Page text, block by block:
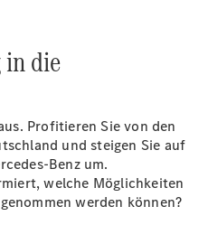
die
Profitieren Sie von den
und steigen Sie auf
Benz um.
welche Möglichkeiten
werden können?